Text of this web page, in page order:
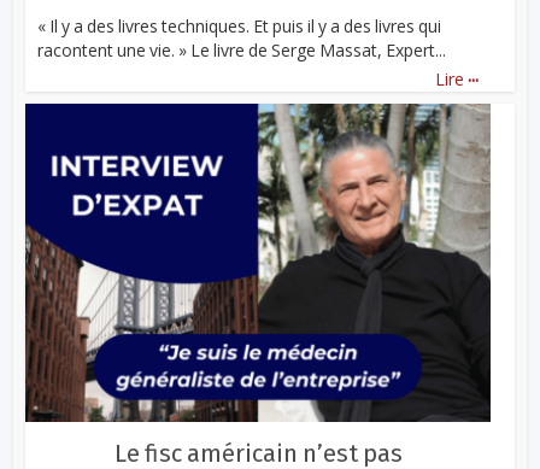
« Il y a des livres techniques. Et puis il y a des livres qui
racontent une vie. » Le livre de Serge Massat, Expert...
Lire ...
Le fisc américain n’est pas